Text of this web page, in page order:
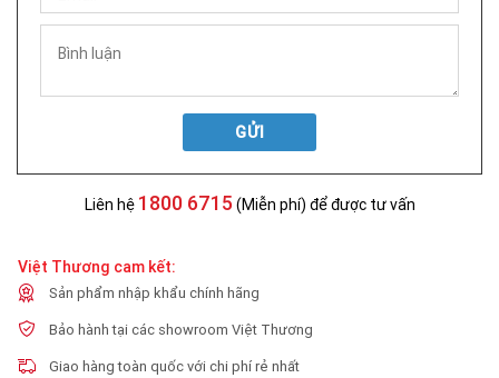
GỬI
Liên hệ 1800 6715 (Miễn phí) để được tư vấn
Việt Thương cam kết:
Sản phẩm nhập khẩu chính hãng
Bảo hành tại các showroom Việt Thương
Giao hàng toàn quốc với chi phí rẻ nhất